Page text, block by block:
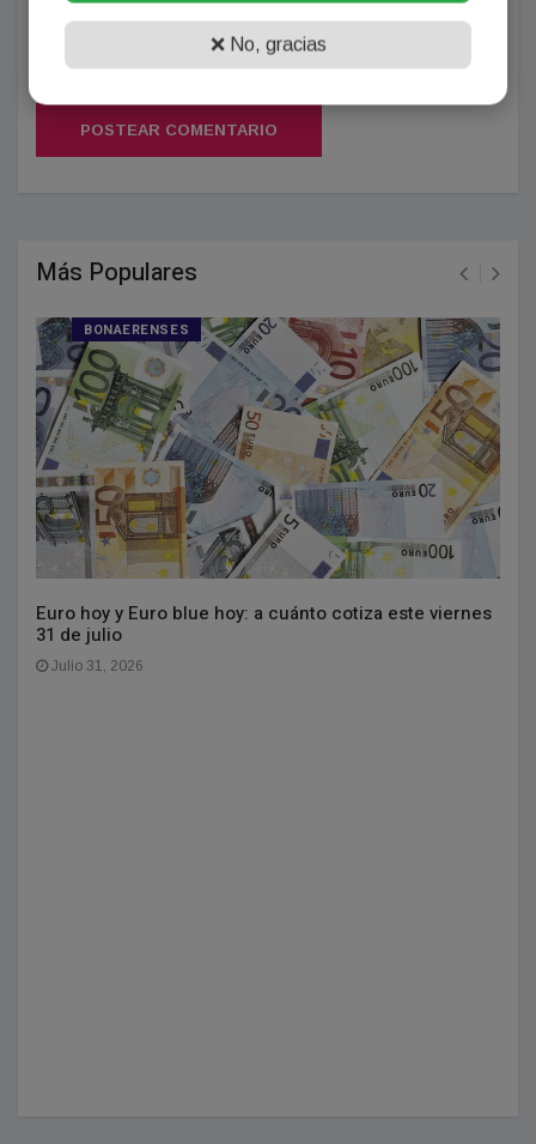
POSTEAR COMENTARIO
Más Populares
BONAERENSES
Euro hoy y Euro blue hoy: a cuánto cotiza este viernes
31 de julio
Julio 31, 2026
❌ No, gracias